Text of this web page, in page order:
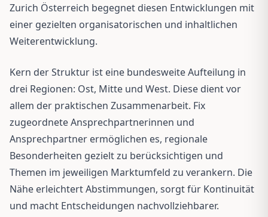
Zurich Österreich begegnet diesen Entwicklungen mit
einer gezielten organisatorischen und inhaltlichen
Weiterentwicklung.
Kern der Struktur ist eine bundesweite Aufteilung in
drei Regionen: Ost, Mitte und West. Diese dient vor
allem der praktischen Zusammenarbeit. Fix
zugeordnete Ansprechpartnerinnen und
Ansprechpartner ermöglichen es, regionale
Besonderheiten gezielt zu berücksichtigen und
Themen im jeweiligen Marktumfeld zu verankern. Die
Nähe erleichtert Abstimmungen, sorgt für Kontinuität
und macht Entscheidungen nachvollziehbarer.